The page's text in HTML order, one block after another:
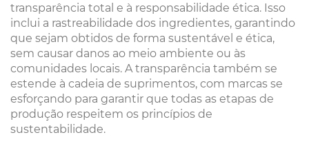
transparência total e à responsabilidade ética. Isso
inclui a rastreabilidade dos ingredientes, garantindo
que sejam obtidos de forma sustentável e ética,
sem causar danos ao meio ambiente ou às
comunidades locais. A transparência também se
estende à cadeia de suprimentos, com marcas se
esforçando para garantir que todas as etapas de
produção respeitem os princípios de
sustentabilidade.